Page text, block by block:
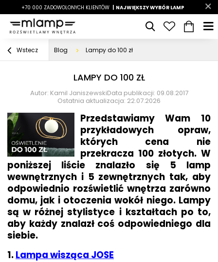
-7% LATO7
+70 000 ZADOWOLONYCH KLIENTÓW | NAJWIĘKSZY WYBÓR LAMP
| |
Wstecz Blog Lampy do 100 zł
LAMPY DO 100 ZŁ
Autor: Kamil JaniszewskiData publikacji: 09.08.2017
Ostatnia aktualizacja: 22.07.2026
Przedstawiamy Wam 10
przykładowych opraw,
których cena nie
przekracza 100 złotych. W
poniższej liście znalazło się 5 lamp
wewnętrznych i 5 zewnętrznych tak, aby
odpowiednio rozświetlić wnętrza zarówno
domu, jak i otoczenia wokół niego. Lampy
są w różnej stylistyce i kształtach po to,
aby każdy znalazł coś odpowiedniego dla
siebie.
1.Lampa wisząca JOSE